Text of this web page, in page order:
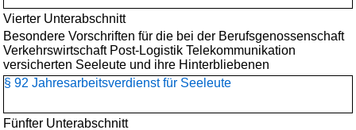
Vierter Unterabschnitt
Besondere Vorschriften für die bei der Berufsgenossenschaft
Verkehrswirtschaft Post-Logistik Telekommunikation
versicherten Seeleute und ihre Hinterbliebenen
§ 92 Jahresarbeitsverdienst für Seeleute
Fünfter Unterabschnitt